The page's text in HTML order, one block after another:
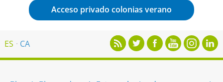
Acceso privado colonias verano
ES CA